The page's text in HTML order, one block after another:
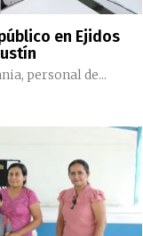
en Ejidos
personal de...